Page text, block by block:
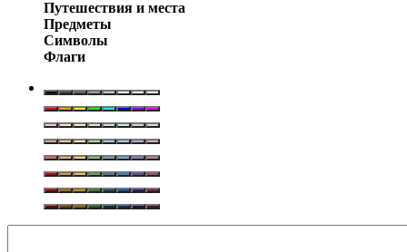
Путешествия и места
Предметы
Символы
Флаги